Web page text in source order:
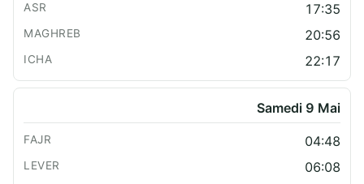
17:35
20:56
22:17
Samedi 9 Mai
04:48
06:08